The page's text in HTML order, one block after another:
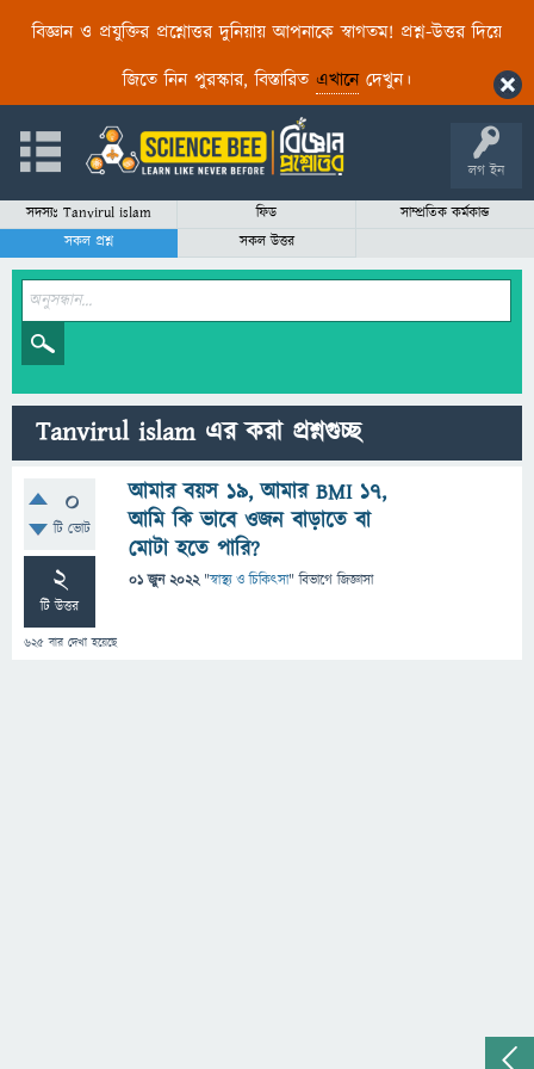
বিজ্ঞান ও প্রযুক্তির প্রশ্নোত্তর দুনিয়ায় আপনাকে স্বাগতম! প্রশ্ন-উত্তর দিয়ে
জিতে নিন পুরস্কার, বিস্তারিত এখানেদেখুন।
লগ ইন
সদস্যঃ Tanvirul islam ফিড
সাম্প্রতিক কর্মকান্ড
সকল প্রশ্ন
সকল উত্তর
Tanvirul islam এর করা প্রশ্নগুচ্ছ
0
টি ভোট
2
টি উত্তর
625 বার দেখা হয়েছে
আমার বয়স ১৯, আমার BMI ১৭,
আমি কি ভাবে ওজন বাড়াতে বা
মোটা হতে পারি?
01 জুন 2022 "স্বাস্থ্য ও চিকিৎসা" বিভাগে জিজ্ঞাসা